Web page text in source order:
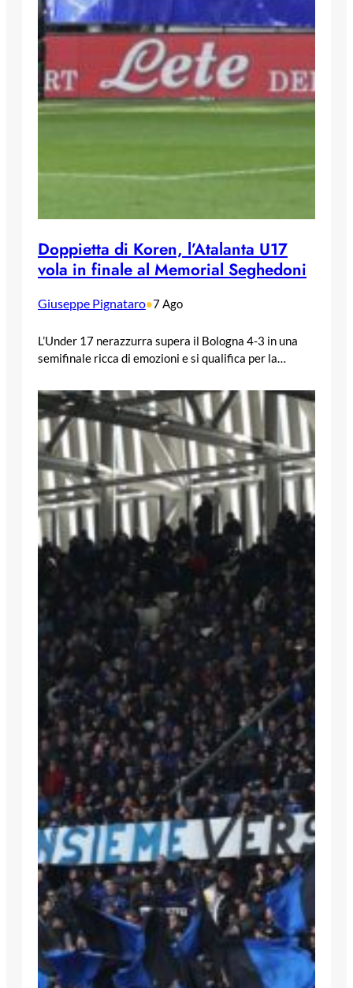
Doppietta di Koren, l’Atalanta U17
vola in finale al Memorial Seghedoni
Giuseppe Pignataro•7 Ago
L’Under 17 nerazzurra supera il Bologna 4-3 in una
semifinale ricca di emozioni e si qualifica per la…